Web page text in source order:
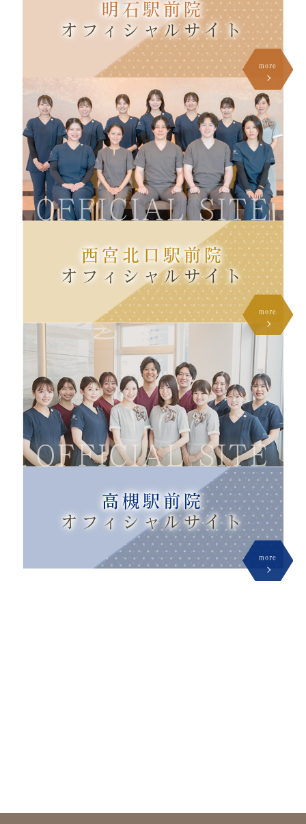
明石駅前院
オフィシャルサイト
more
OFFICIAL SITE
西宮北口駅前院
オフィシャルサイト
more
OFFICIAL SITE
高槻駅前院
オフィシャルサイト
more